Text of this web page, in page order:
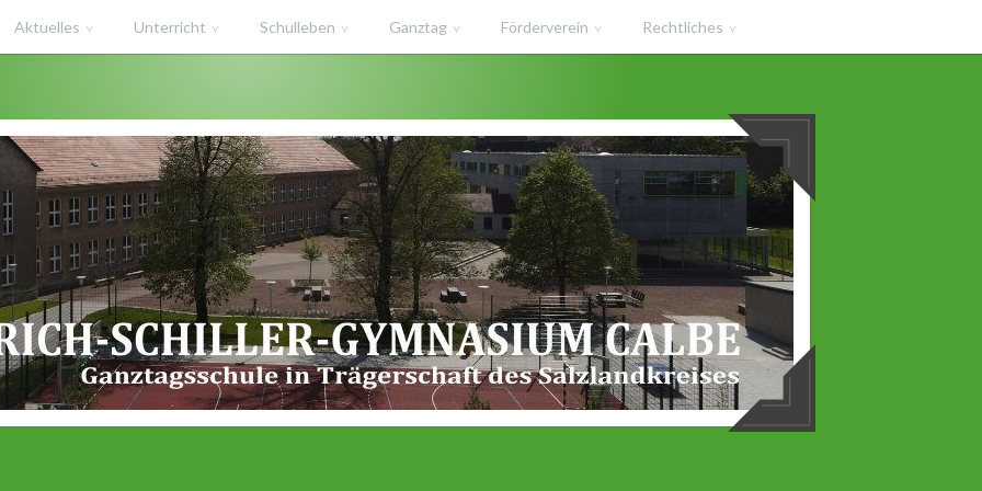
Aktuelles Unterricht Schulleben Ganztag Förderverein Rechtliches